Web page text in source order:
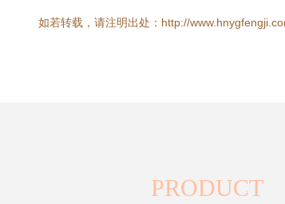
如若转载，请注明出处：http://
PRODUCT